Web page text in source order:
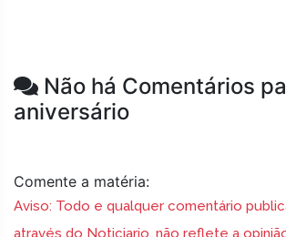
Não há Comentários
aniversário
Comente a matéria:
Aviso: Todo e qualquer comentário
através do Noticiario, não reflete a